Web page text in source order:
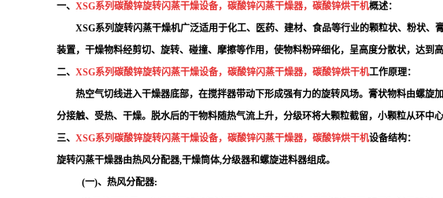
一、 XSG系列碳酸锌旋转闪蒸干燥设备，碳酸锌闪蒸干燥器， 碳酸锌烘干机概述：
XSG系列旋转闪蒸干燥机广泛适用于化工、医药、建材、食品等行业的颗粒状、粉状、
装置，干燥物料经剪切、旋转、碰撞、摩擦等作用，使物料粉碎细化，呈高度分散状，达到
二、 XSG系列碳酸锌旋转闪蒸干燥设备，碳酸锌闪蒸干燥器， 碳酸锌烘干机工作原理：
热空气切线进入干燥器底部，在搅拌器带动下形成强有力的旋转风场。膏状物料由螺旋
分接触、受热、干燥。脱水后的干物料随热气流上升，分级环将大颗粒截留，小颗粒从环中
三、 XSG系列碳酸锌旋转闪蒸干燥设备，碳酸锌闪蒸干燥器， 碳酸锌烘干机设备结构：
旋转闪蒸干燥器由热风分配器,干燥筒体,分级器和螺旋进料器组成。
(一)、热风分配器: